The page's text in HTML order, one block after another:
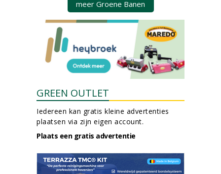
meer Groene Banen
GREEN OUTLET
Iedereen kan gratis kleine advertenties
plaatsen via zijn eigen account.
Plaats een gratis advertentie